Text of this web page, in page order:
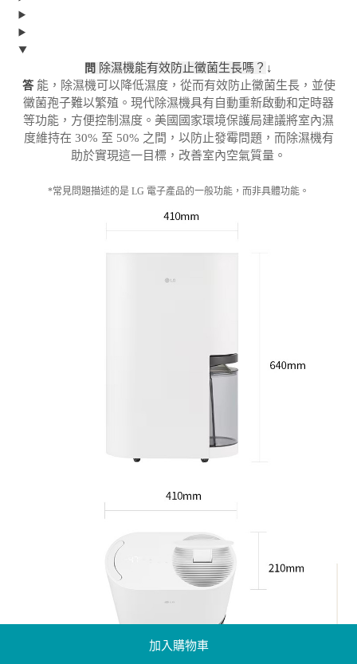
加入購物車
問 除濕機能有效防止黴菌生長嗎？ ↓
答 能，除濕機可以降低濕度，從而有效防止黴菌生長，並使
黴菌孢子難以繁殖。現代除濕機具有自動重新啟動和定時器
等功能，方便控制濕度。美國國家環境保護局建議將室內濕
度維持在 30% 至 50% 之間，以防止發霉問題，而除濕機有
助於實現這一目標，改善室內空氣質量。
*常見問題描述的是 LG 電子產品的一般功能，而非具體功能。